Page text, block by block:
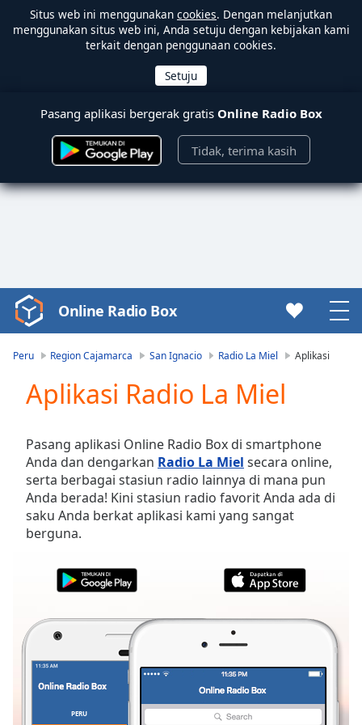
Situs web ini menggunakan cookies. Dengan melanjutkan
menggunakan situs web ini, Anda setuju dengan kebijakan kami
terkait dengan penggunaan cookies.
Pasang aplikasi bergerak gratis Online Radio Box
Tidak, terima kasih
Video
Player
Play
Video
Skip
Backward
Skip
Forward
Mute
Current
Time0:00
Duration-:-
Stream
Type
LIVE
Seek to
currently
Online Radio Box
Peru Region Cajamarca San Ignacio Radio La Miel Aplikasi
Aplikasi Radio La Miel
Pasang aplikasi Online Radio Box di smartphone
Anda dan dengarkan Radio La Miel secara online,
serta berbagai stasiun radio lainnya di mana pun
Anda berada! Kini stasiun radio favorit Anda ada di
saku Anda berkat aplikasi kami yang sangat
berguna.
PERU